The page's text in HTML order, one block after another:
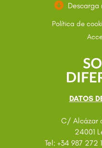
Descarga
Política de
DATOS
C/ Alcázar
24001
Tel: +34 987 272